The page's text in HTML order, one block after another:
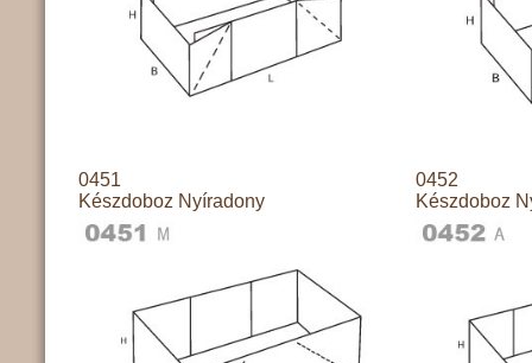
0451
Készdoboz Nyíradony
0452
Készdoboz